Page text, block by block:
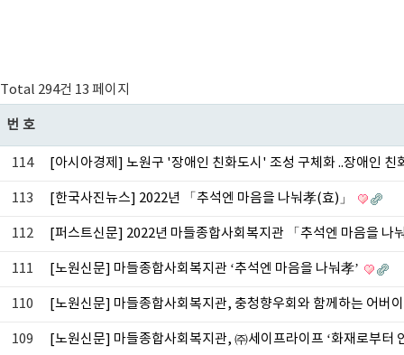
Total 294건 13 페이지
번호
114 [아시아경제] 노원구 '장애인 친화도시' 조성 구체화 ..장애인 친
113 [한국사진뉴스] 2022년 「추석엔 마음을 나눠孝(효)」
112 [퍼스트신문] 2022년 마들종합사회복지관 「추석엔 마음을 나
111 [노원신문] 마들종합사회복지관 ‘추석엔 마음을 나눠孝’
110 [노원신문] 마들종합사회복지관, 충청향우회와 함께하는 어버
109 [노원신문] 마들종합사회복지관, ㈜세이프라이프 ‘화재로부터